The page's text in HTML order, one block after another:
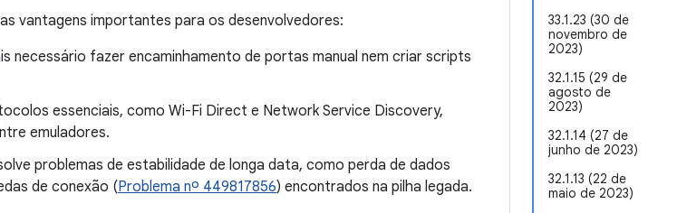
33.1.23 (30 de
novembro de
2023)
32.1.15 (29 de
agosto de
2023)
32.1.14 (27 de
junho de 2023)
32.1.13 (22 de
maio de 2023)
vantagens importantes para os desenvolvedores:
necessário fazer encaminhamento de portas manual nem criar scripts
essenciais, como Wi-Fi Direct e Network Service Discovery,
emuladores.
problemas de estabilidade de longa data, como perda de dados
de conexão (Problema nº 449817856) encontrados na pilha legada.